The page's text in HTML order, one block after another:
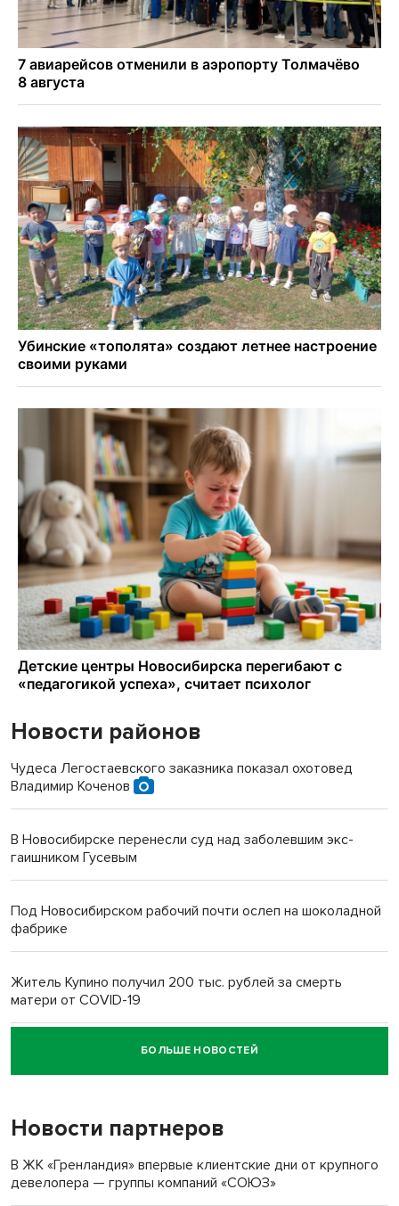
Новости районов
Чудеса Легостаевского заказника показал охотовед
Владимир Коченов
В Новосибирске перенесли суд над заболевшим экс-
гаишником Гусевым
Под Новосибирском рабочий почти ослеп на шоколадной
фабрике
Житель Купино получил 200 тыс. рублей за смерть
матери от COVID-19
Новосибирский суд наказал водителя за смерть
пенсионерки на вокзале
«Мы живём на пастбище!»: в новосибирском селе лошади
терроризируют жителей
Инвалид получил условный срок за избиение врачей
БОЛЬШЕ НОВОСТЕЙ
Новости партнеров
В ЖК «Гренландия» впервые клиентские дни от крупного
девелопера — группы компаний «СОЮЗ»